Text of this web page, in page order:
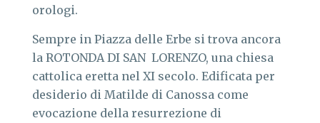
orologi.
Sempre in Piazza delle Erbe si trova ancora
la ROTONDA DI SAN LORENZO, una chiesa
cattolica eretta nel XI secolo. Edificata per
desiderio di Matilde di Canossa come
evocazione della resurrezione di